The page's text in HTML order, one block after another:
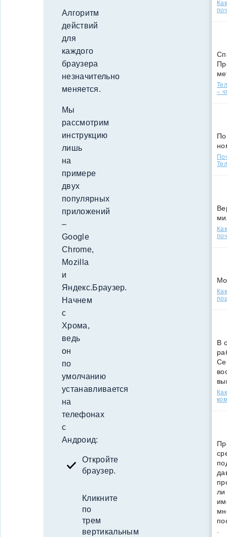
Алгоритм
действий
для
каждого
браузера
незначительно
меняется.
Мы
рассмотрим
инструкцию
лишь
на
примере
двух
популярных
приложений
–
Google
Chrome,
Mozilla
и
Яндекс.Браузер.
Начнем
с
Хрома,
ведь
он
по
умолчанию
устанавливается
на
телефонах
с
Андроид:
Откройте
браузер.
Кликните
по
трем
вертикальным
–
В
ли